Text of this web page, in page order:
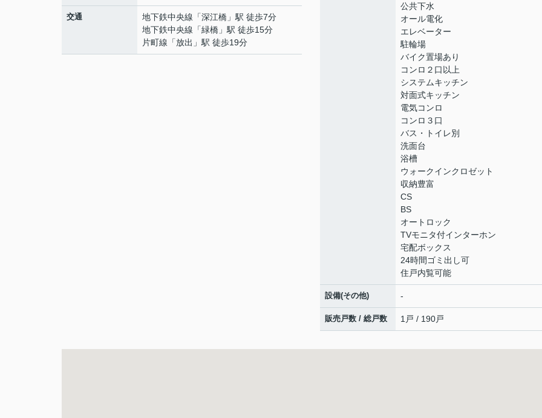
交通 地下鉄中央線 「深江橋 」駅 徒歩7分
地下鉄中央線 「緑橋 」駅 徒歩15分
片町線 「放出 」駅 徒歩19分
公共下水
オール電化
エレベーター
駐輪場
バイク置場あり
コンロ２口以上
システムキッチン
対面式キッチン
電気コンロ
コンロ３口
バス・トイレ別
洗面台
浴槽
ウォークインクロゼット
収納豊富
CS
BS
オートロック
TVモニタ付インターホン
宅配ボックス
24時間ゴミ出し可
住戸内覧可能
設備(その他) -
販売戸数 / 総戸数 1戸 / 190戸